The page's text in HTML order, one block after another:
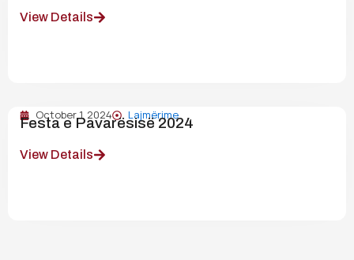
View Details
October 1, 2024 Lajmërime
Festa e Pavarësisë 2024
View Details